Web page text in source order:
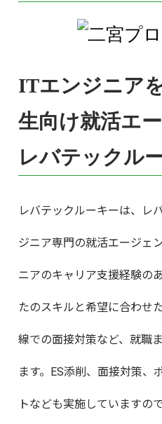
ITエンジニア
生向け就活エ
レバテックル
レバテックルーキーは、レ
ジニア専門の就活エージェ
ニアのキャリア支援経験の
たのスキルと希望に合わせ
線での面接対策など、就職
ます。ES添削、面接対策、
トなども実施していますの